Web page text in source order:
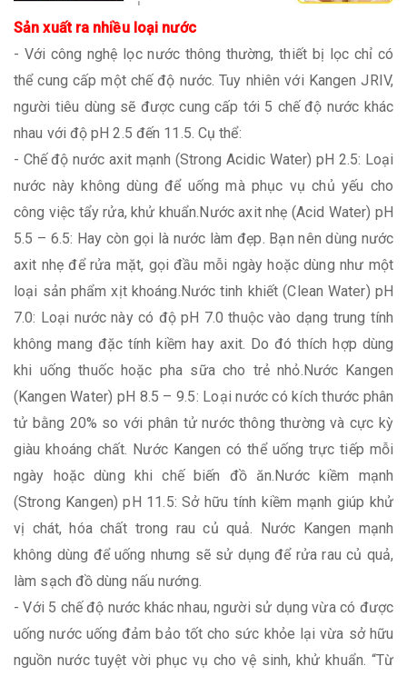
Sản xuất ra nhiều loại nước
- Với công nghệ lọc nước thông thường, thiết bị lọc chỉ có
thể cung cấp một chế độ nước. Tuy nhiên với Kangen JRIV,
người tiêu dùng sẽ được cung cấp tới 5 chế độ nước khác
nhau với độ pH 2.5 đến 11.5. Cụ thể:
- Chế độ nước axit mạnh (Strong Acidic Water) pH 2.5: Loại
nước này không dùng để uống mà phục vụ chủ yếu cho
công việc tẩy rửa, khử khuẩn.Nước axit nhẹ (Acid Water) pH
5.5 – 6.5: Hay còn gọi là nước làm đẹp. Bạn nên dùng nước
axit nhẹ để rửa mặt, gọi đầu mỗi ngày hoặc dùng như một
loại sản phẩm xịt khoáng.Nước tinh khiết (Clean Water) pH
7.0: Loại nước này có độ pH 7.0 thuộc vào dạng trung tính
không mang đặc tính kiềm hay axit. Do đó thích hợp dùng
khi uống thuốc hoặc pha sữa cho trẻ nhỏ.Nước Kangen
(Kangen Water) pH 8.5 – 9.5: Loại nước có kích thước phân
tử bằng 20% so với phân tử nước thông thường và cực kỳ
giàu khoáng chất. Nước Kangen có thể uống trực tiếp mỗi
ngày hoặc dùng khi chế biến đồ ăn.Nước kiềm mạnh
(Strong Kangen) pH 11.5: Sở hữu tính kiềm mạnh giúp khử
vị chát, hóa chất trong rau củ quả. Nước Kangen mạnh
không dùng để uống nhưng sẽ sử dụng để rửa rau củ quả,
làm sạch đồ dùng nấu nướng.
- Với 5 chế độ nước khác nhau, người sử dụng vừa có được
uống nước uống đảm bảo tốt cho sức khỏe lại vừa sở hữu
nguồn nước tuyệt vời phục vụ cho vệ sinh, khử khuẩn. “Từ